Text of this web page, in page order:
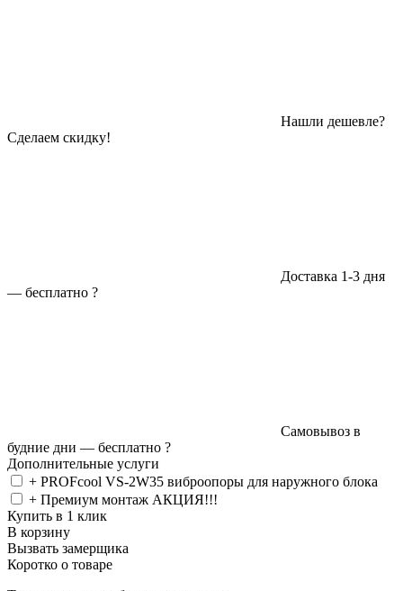
Нашли дешевле?
Сделаем скидку!
Доставка 1-3 дня
— бесплатно ?
Самовывоз в
будние дни — бесплатно ?
Дополнительные услуги
+ PROFcool VS-2W35 виброопоры для наружного блока
+ Премиум монтаж АКЦИЯ!!!
Купить в 1 клик
В корзину
Вызвать замерщика
Коротко о товаре